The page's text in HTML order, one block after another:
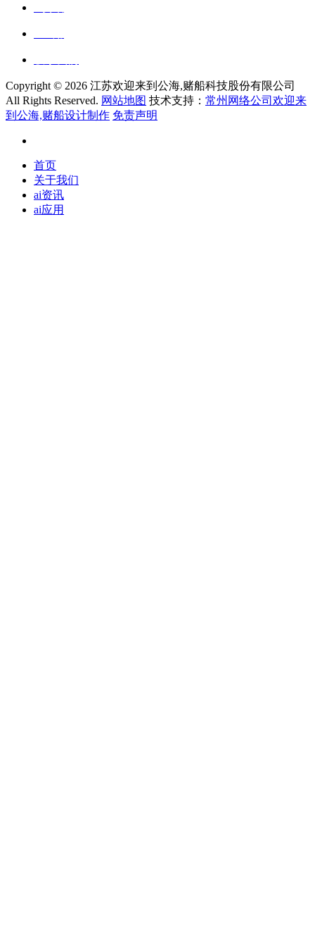
Copyright © 2026 江苏欢迎来到公海,赌船科技股份有限公司
All Rights Reserved. 网站地图 技术支持： 常州网络公司欢迎来
到公海,赌船设计制作 免责声明
首页
关于我们
ai资讯
ai应用